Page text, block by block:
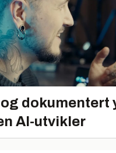
dokumentert
AI-utvikler